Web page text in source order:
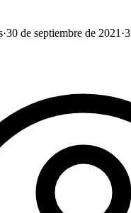
·30 de septiembre de 2021 ·3